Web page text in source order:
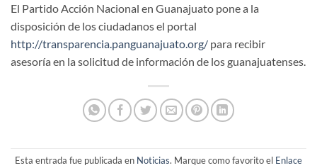
El Partido Acción Nacional en Guanajuato pone a la
disposición de los ciudadanos el portal
http://transparencia.panguanajuato.org/ para recibir
asesoría en la solicitud de información de los guanajuatenses.
Esta entrada fue publicada en Noticias. Marque como favorito el Enlace